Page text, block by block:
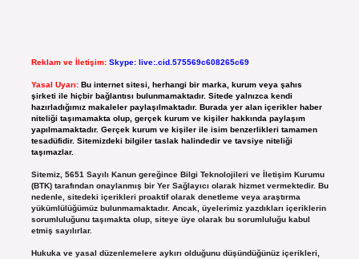
Reklam ve İletişim: Skype: live:.cid.575569c608265c69
Yasal Uyarı: Bu internet sitesi, herhangi bir marka, kurum veya şahıs
şirketi ile hiçbir bağlantısı bulunmamaktadır. Sitede yalnızca kendi
hazırladığımız makaleler paylaşılmaktadır. Burada yer alan içerikler haber
niteliği taşımamakta olup, gerçek kurum ve kişiler hakkında paylaşım
yapılmamaktadır. Gerçek kurum ve kişiler ile isim benzerlikleri tamamen
tesadüfidir. Sitemizdeki bilgiler taslak halindedir ve tavsiye niteliği
taşımazlar.
Sitemiz, 5651 Sayılı Kanun gereğince Bilgi Teknolojileri ve İletişim Kurumu
(BTK) tarafından onaylanmış bir Yer Sağlayıcı olarak hizmet vermektedir. Bu
nedenle, sitedeki içerikleri proaktif olarak denetleme veya araştırma
yükümlülüğümüz bulunmamaktadır. Ancak, üyelerimiz yazdıkları içeriklerin
sorumluluğunu taşımakta olup, siteye üye olarak bu sorumluluğu kabul
etmiş sayılırlar.
Hukuka ve yasal düzenlemelere aykırı olduğunu düşündüğünüz içerikleri,